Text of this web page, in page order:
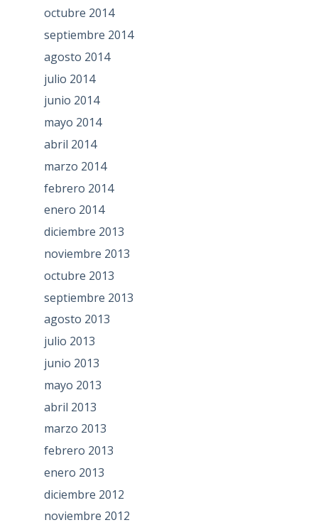
octubre 2014
septiembre 2014
agosto 2014
julio 2014
junio 2014
mayo 2014
abril 2014
marzo 2014
febrero 2014
enero 2014
diciembre 2013
noviembre 2013
octubre 2013
septiembre 2013
agosto 2013
julio 2013
junio 2013
mayo 2013
abril 2013
marzo 2013
febrero 2013
enero 2013
diciembre 2012
noviembre 2012